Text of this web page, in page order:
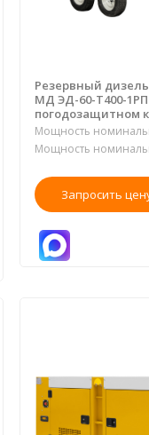
Резервный
МД ЭД-60-Т400-
погодозащитном
Мощность
Мощность
Запросить